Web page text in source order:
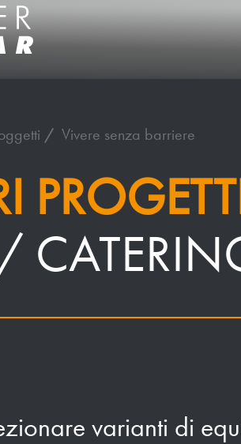
Vivere senza barriere
varianti di